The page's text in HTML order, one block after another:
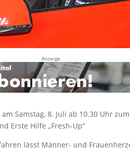
Anzeige
Samstag, 8. Juli ab 10.30 Uhr
Erste Hilfe „Fresh-Up“
lässt Männer- und